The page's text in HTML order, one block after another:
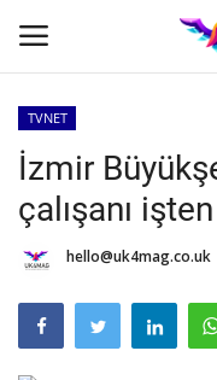
Ana Sayfa
TVNET
TOPLUM
TVNET
İzmir
çalışanı
hello@uk4mag.co.uk